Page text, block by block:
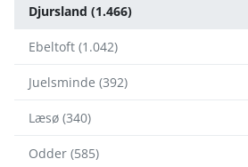
Djursland (1.466)
Ebeltoft (1.042)
Juelsminde (392)
Læsø (340)
Odder (585)